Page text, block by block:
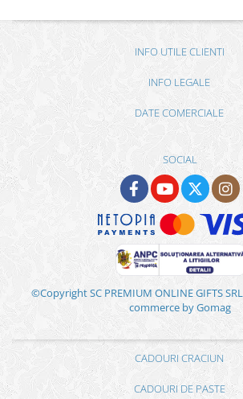
INFO UTILE CLIENTI
INFO LEGALE
DATE COMERCIALE
SOCIAL
©Copyright SC PREMIUM ONLINE GIFTS
commerce by Gomag
CADOURI CRACIUN
CADOURI DE PASTE